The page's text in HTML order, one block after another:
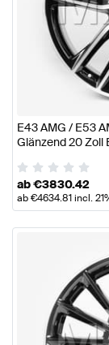
E43 AMG / E53
Glänzend 20 Zoll
ab€3830.42
ab€4634.81incl.